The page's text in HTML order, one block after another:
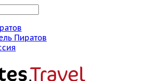
Пиратов